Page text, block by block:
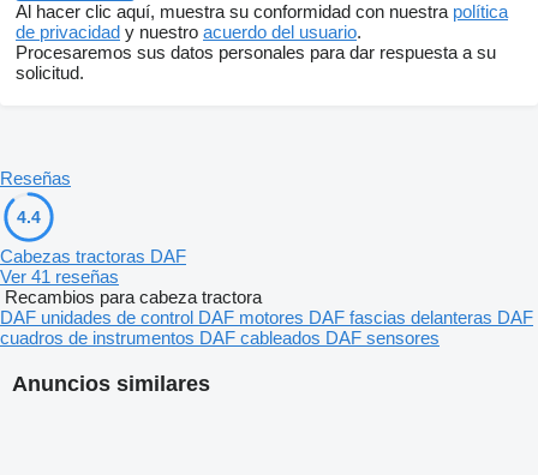
Al hacer clic aquí, muestra su conformidad con nuestra política
de privacidad y nuestro acuerdo del usuario.
Procesaremos sus datos personales para dar respuesta a su
solicitud.
Anuncios similares
Reseñas
4.4
Cabezas tractoras DAF
Ver 41 reseñas
Recambios para cabeza tractora
DAF unidades de control DAF motores DAF fascias delanteras DAF
cuadros de instrumentos DAF cableados DAF sensores